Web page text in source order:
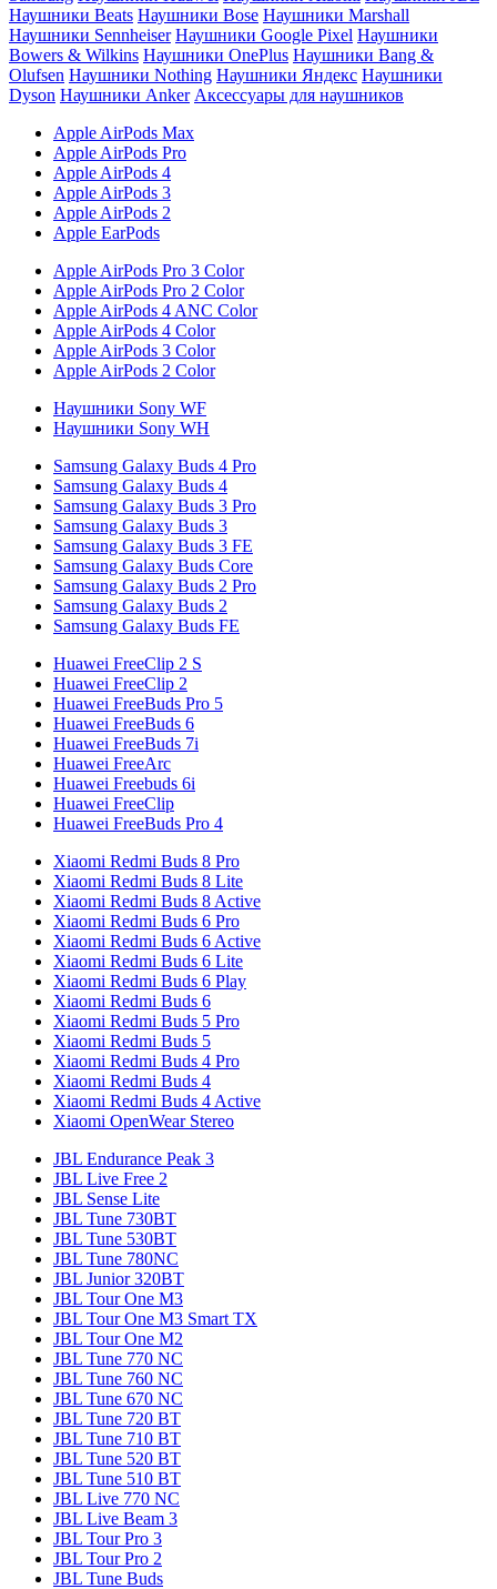
Наушники Beats Наушники Bose Наушники Marshall
Наушники Sennheiser Наушники Google Pixel Наушники
Bowers & Wilkins Наушники OnePlus Наушники Bang &
Olufsen Наушники Nothing Наушники Яндекс Наушники
Dyson Наушники Anker Аксессуары для наушников
Apple AirPods Max
Apple AirPods Pro
Apple AirPods 4
Apple AirPods 3
Apple AirPods 2
Apple EarPods
Apple AirPods Pro 3 Color
Apple AirPods Pro 2 Color
Apple AirPods 4 ANC Color
Apple AirPods 4 Color
Apple AirPods 3 Color
Apple AirPods 2 Color
Наушники Sony WF
Наушники Sony WH
Samsung Galaxy Buds 4 Pro
Samsung Galaxy Buds 4
Samsung Galaxy Buds 3 Pro
Samsung Galaxy Buds 3
Samsung Galaxy Buds 3 FE
Samsung Galaxy Buds Core
Samsung Galaxy Buds 2 Pro
Samsung Galaxy Buds 2
Samsung Galaxy Buds FE
Huawei FreeClip 2 S
Huawei FreeClip 2
Huawei FreeBuds Pro 5
Huawei FreeBuds 6
Huawei FreeBuds 7i
Huawei FreeArc
Huawei Freebuds 6i
Huawei FreeClip
Huawei FreeBuds Pro 4
Xiaomi Redmi Buds 8 Pro
Xiaomi Redmi Buds 8 Lite
Xiaomi Redmi Buds 8 Active
Xiaomi Redmi Buds 6 Pro
Xiaomi Redmi Buds 6 Active
Xiaomi Redmi Buds 6 Lite
Xiaomi Redmi Buds 6 Play
Xiaomi Redmi Buds 6
Xiaomi Redmi Buds 5 Pro
Xiaomi Redmi Buds 5
Xiaomi Redmi Buds 4 Pro
Xiaomi Redmi Buds 4
Xiaomi Redmi Buds 4 Active
Xiaomi OpenWear Stereo
JBL Endurance Peak 3
JBL Live Free 2
JBL Sense Lite
JBL Tune 730BT
JBL Tune 530BT
JBL Tune 780NC
JBL Junior 320BT
JBL Tour One M3
JBL Tour One M3 Smart TX
JBL Tour One M2
JBL Tune 770 NC
JBL Tune 760 NC
JBL Tune 670 NC
JBL Tune 720 BT
JBL Tune 710 BT
JBL Tune 520 BT
JBL Tune 510 BT
JBL Live 770 NC
JBL Live Beam 3
JBL Tour Pro 3
JBL Tour Pro 2
JBL Tune Buds